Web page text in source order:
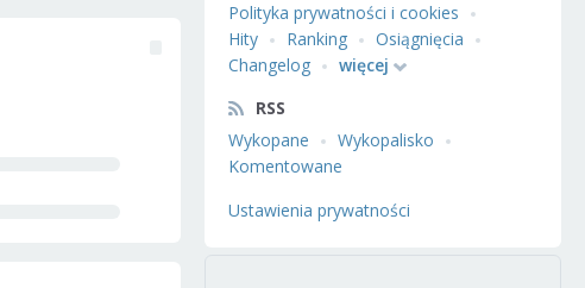
Polityka prywatności i cookies
Hity
Ranking
Osiągnięcia
Changelog
więcej
RSS
Wykopane
Wykopalisko
Komentowane
Ustawienia prywatności